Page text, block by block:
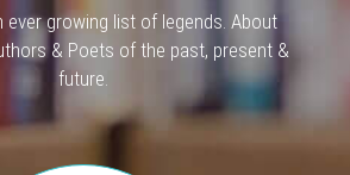
growing list of legends. About
& Poets of the past, present &
future.